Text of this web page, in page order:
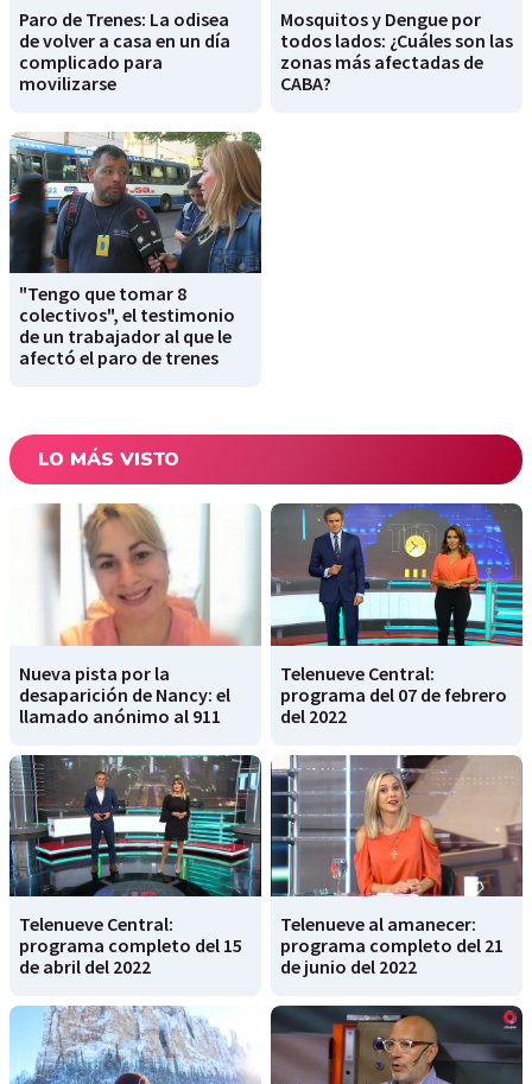
Paro de Trenes: La odisea
de volver a casa en un día
complicado para
movilizarse
Mosquitos y Dengue por
todos lados: ¿Cuáles son las
zonas más afectadas de
CABA?
"Tengo que tomar 8
colectivos", el testimonio
de un trabajador al que le
afectó el paro de trenes
LO MÁS VISTO
Nueva pista por la
desaparición de Nancy: el
llamado anónimo al 911
Telenueve Central:
programa del 07 de febrero
del 2022
Telenueve Central:
programa completo del 15
de abril del 2022
Telenueve al amanecer:
programa completo del 21
de junio del 2022